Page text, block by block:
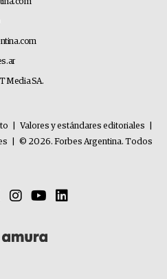
Media SA.
Valores y estándares editoriales
© 2026. Forbes Argentina. Todos